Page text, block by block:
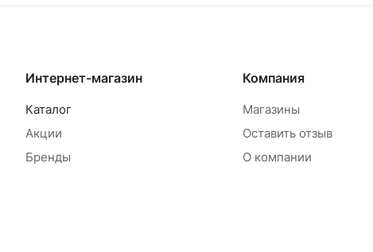
Интернет-магазин
Каталог
Акции
Бренды
Компания
Магазины
Оставить отзыв
О компании